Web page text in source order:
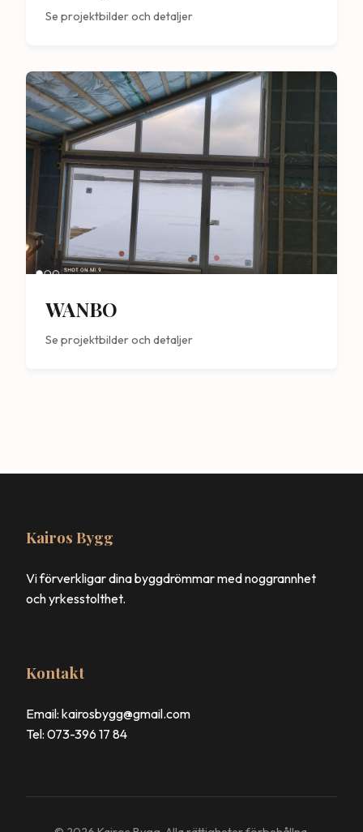
Se projektbilder och detaljer
WANBO
Se projektbilder och detaljer
Kairos Bygg
Vi förverkligar dina byggdrömmar med noggrannhet
och yrkesstolthet.
Kontakt
Email: kairosbygg@gmail.com
Tel: 073-396 17 84